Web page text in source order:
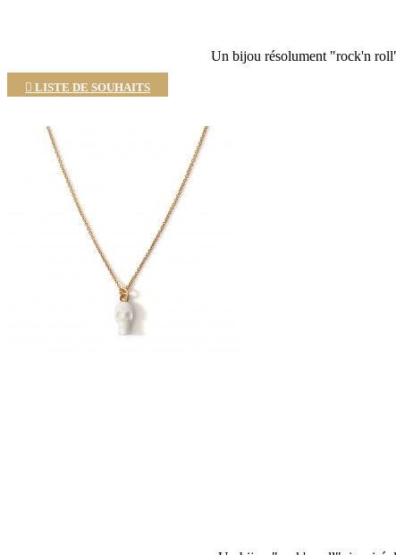
Un bijou résolument "rock'n
 LISTE DE SOUHAITS